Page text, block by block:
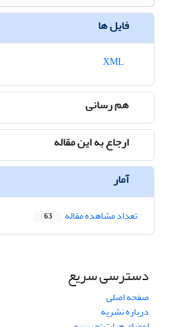
فایل ها
هم رسانی
ارجاع به این مقاله
آمار
تعداد مشاهده مقاله 63
دسترسی سریع
صفحه اصلی
درباره نشریه